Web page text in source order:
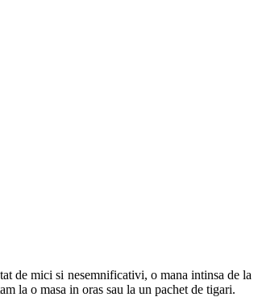
de mici si nesemnificativi, o mana intinsa de la
la o masa in oras sau la un pachet de tigari.